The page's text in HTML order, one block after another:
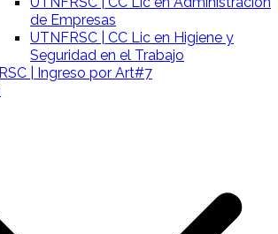
de Empresas
UTNFRSC | CC Lic en Higiene y
Seguridad en el Trabajo
| Ingreso por Art#7